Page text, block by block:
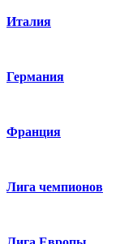
Италия
Германия
Франция
Лига чемпионов